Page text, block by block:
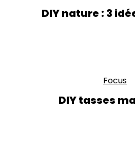
DIY nature : 3
Focus
DIY tasses